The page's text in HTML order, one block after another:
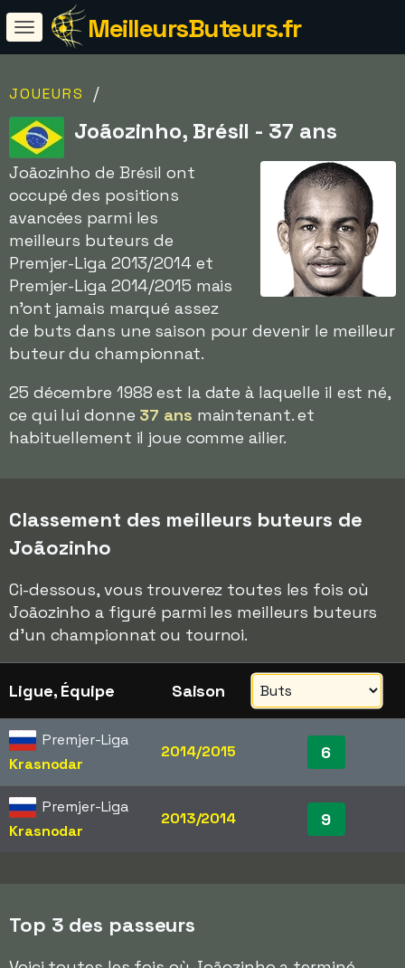
MeilleursButeurs.fr
JOUEURS /
Joãozinho, Brésil - 37 ans
Joãozinho de Brésil ont
occupé des positions
avancées parmi les
meilleurs buteurs de
Premjer-Liga 2013/2014 et
Premjer-Liga 2014/2015 mais
n'ont jamais marqué assez
de buts dans une saison pour devenir le meilleur
buteur du championnat.
25 décembre 1988 est la date à laquelle il est né,
ce qui lui donne 37 ans maintenant. et
habituellement il joue comme ailier.
Classement des meilleurs buteurs de
Joãozinho
Ci-dessous, vous trouverez toutes les fois où
Joãozinho a figuré parmi les meilleurs buteurs
d'un championnat ou tournoi.
Ligue, Équipe Saison
Premjer-Liga
Krasnodar
2014/2015 6
Premjer-Liga
Krasnodar
2013/2014 9
Top 3 des passeurs